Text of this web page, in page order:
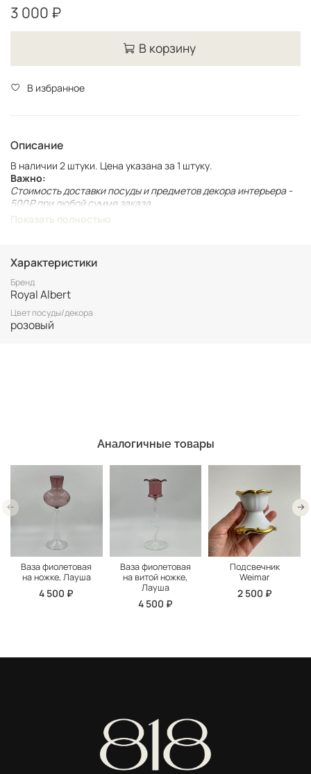
3 000 ₽
В корзину
В избранное
Описание
В наличии 2 штуки. Цена указана за 1 штуку.
Важно:
Стоимость доставки посуды и предметов декора интерьера -
500₽ при любой сумме заказа.
При оформлении заказа необходимо выбрать
размеру и состоянию уточняйте переде покупкой.
Показать полностью
Характеристики
Бренд
Royal Albert
Цвет посуды/декора
розовый
Аналогичные товары
Ваза фиолетовая
на ножке, Лауша
4 500 ₽
Ваза фиолетовая
на витой ножке,
Лауша
4 500 ₽
Подсвечник
Weimar
2 500 ₽